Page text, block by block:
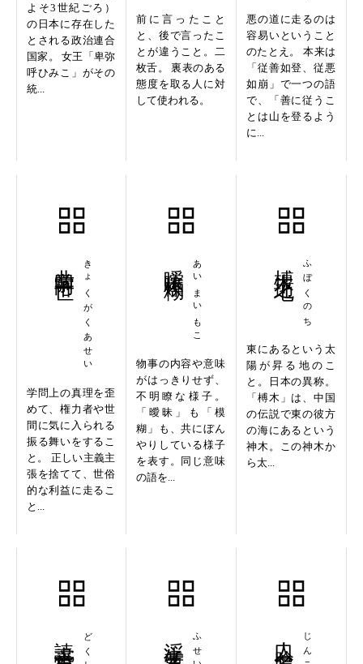
よそ3世紀ごろ）
の日本に存在した
とされる政治連合
国家。 女王「卑弥
呼ひみこ」がその
統...
前に言ったこと
と、後で言ったこ
とが違うこと。二
枚舌。 裏表のある
態度を取る人に対
して使われる。
悪の道に走るのは
容易いということ
のたとえ。 本来は
「従善如登、従悪
如崩」で一つの語
で、「善に従うこ
とは山を登るよう
に...
きょくがくあせい
学問上の真理を歪
めて、権力者や世
間に気に入られる
振る舞いをするこ
と。 正しい主義主
張を捨てて、世俗
的な利益に走るこ
と...
あいまいもこ
物事の内容や意味
がはっきりせず、
不明瞭な様子。
「曖昧」も「模
糊」も、共にぼん
やりしている様子
を表す。同じ意味
の語を...
ふぼくのち
東にあるという太
陽が昇る地のこ
と。日本の異称。
「榑木」は、中国
の伝説で東の彼方
の海にあるという
神木。この神木か
ら太...